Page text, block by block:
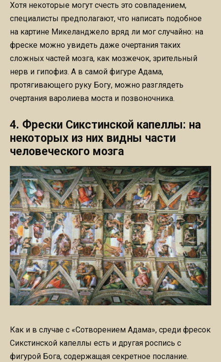
Хотя некоторые могут счесть это совпадением,
специалисты предполагают, что написать подобное
на картине Микеланджело вряд ли мог случайно: на
фреске можно увидеть даже очертания таких
сложных частей мозга, как мозжечок, зрительный
нерв и гипофиз. А в самой фигуре Адама,
протягивающего руку Богу, можно разглядеть
очертания варолиева моста и позвоночника.
4. Фрески Сикстинской капеллы: на
некоторых из них видны части
человеческого мозга
Как и в случае с «Сотворением Адама», среди фресок
Сикстинской капеллы есть и другая роспись с
фигурой Бога, содержащая секретное послание.